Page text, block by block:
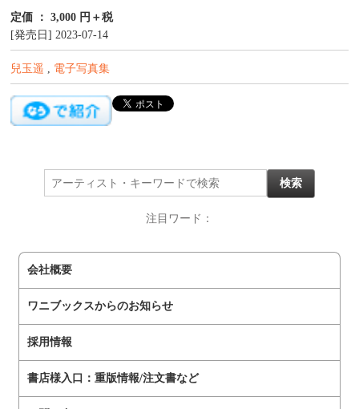
定価 ： 3,000 円＋税
[発売日] 2023-07-14
兒玉遥 , 電子写真集
注目ワード：
会社概要
ワニブックスからのお知らせ
採用情報
書店様入口：重版情報/注文書など